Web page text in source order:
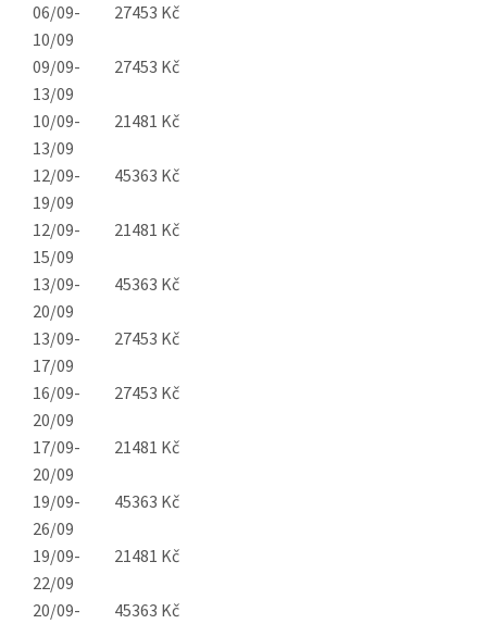
06/09-
10/09
27453 Kč
09/09-
13/09
27453 Kč
10/09-
13/09
21481 Kč
12/09-
19/09
45363 Kč
12/09-
15/09
21481 Kč
13/09-
20/09
45363 Kč
13/09-
17/09
27453 Kč
16/09-
20/09
27453 Kč
17/09-
20/09
21481 Kč
19/09-
26/09
45363 Kč
19/09-
22/09
21481 Kč
20/09- 45363 Kč